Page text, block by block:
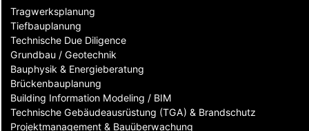
Tragwerksplanung
Tiefbauplanung
Technische Due Diligence
Grundbau / Geotechnik
Bauphysik & Energieberatung
Brückenbauplanung
Building Information Modeling / BIM
Technische Gebäudeausrüstung (TGA) & Brandschutz
Projektmanagement & Bauüberwachung